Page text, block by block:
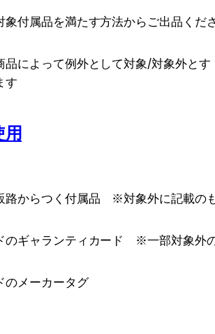
象付属品を満たす方法からご出品くだ
によって例外として対象/対象外とす
す
路からつく付属品　※対象外に記載の
のギャランティカード　※一部対象外
のメーカータグ